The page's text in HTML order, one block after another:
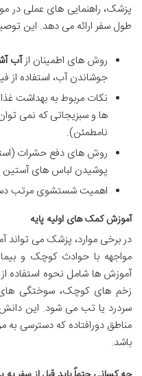
پزشک، راهنمایی های عملی در
طول سفر ارائه می دهد. این
روش های اطمینان ازآب
جوشاندن آب، استفاده از
نکات مربوط به بهداشت غذا
ها و سبزیجاتی که نمی
نامطمئن).
پوشیدن لباس های آستین
اهمیت شستشوی مرتب
آموزش کمک های اولیه پایه
در برخی موارد، پزشک می تواند
مواجهه با حوادث کوچک و
آموزش ها شامل نحوه استفاده
زخم های کوچک، سوختگی های
سردرد یا تب می شود. این دانش
مناطق دورافتاده که دسترسی به
باشد.